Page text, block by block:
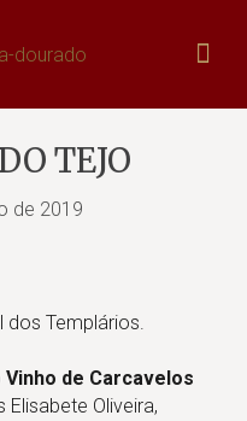
TEJO
de 2019
dos Templários.
de Carcavelos
Oliveira,